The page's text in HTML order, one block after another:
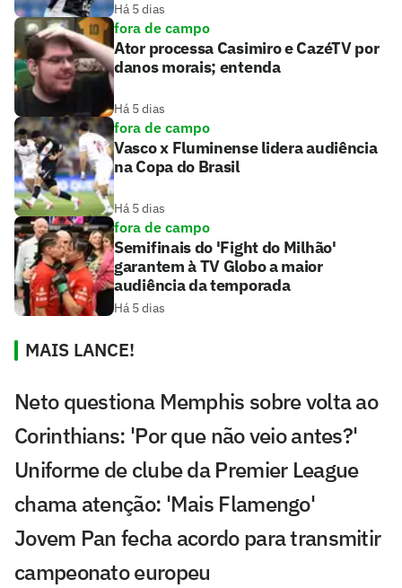
Há 5 dias
fora de campo
Ator processa Casimiro e CazéTV por
danos morais; entenda
Há 5 dias
fora de campo
Vasco x Fluminense lidera audiência
na Copa do Brasil
Há 5 dias
fora de campo
Semifinais do 'Fight do Milhão'
garantem à TV Globo a maior
audiência da temporada
Há 5 dias
MAIS LANCE!
Neto questiona Memphis sobre volta ao
Corinthians: 'Por que não veio antes?'
Uniforme de clube da Premier League
chama atenção: 'Mais Flamengo'
Jovem Pan fecha acordo para transmitir
campeonato europeu